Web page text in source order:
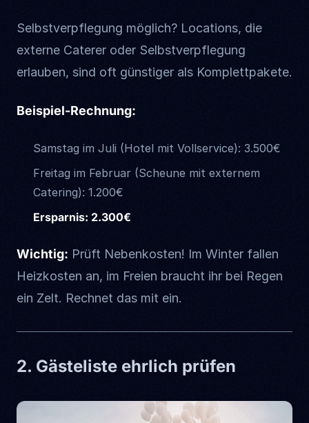
Selbstverpflegung möglich? Locations, die
externe Caterer oder Selbstverpflegung
erlauben, sind oft günstiger als Komplettpakete.
Beispiel-Rechnung:
Samstag im Juli (Hotel mit Vollservice): 3.500€
Freitag im Februar (Scheune mit externem
Catering): 1.200€
Ersparnis: 2.300€
Wichtig: Prüft Nebenkosten! Im Winter fallen
Heizkosten an, im Freien braucht ihr bei Regen
ein Zelt. Rechnet das mit ein.
2. Gästeliste ehrlich prüfen